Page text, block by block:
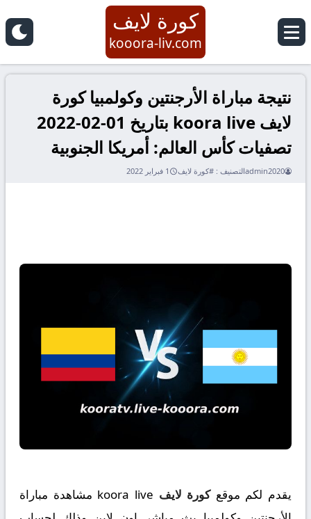
كورة لايف
kooora-liv.com
نتيجة مباراة الأرجنتين وكولمبيا كورة
لايف koora live بتاريخ 01-02-2022
تصفيات كأس العالم: أمريكا الجنوبية
admin2020التصنيف : #كورة لايف 1 فبراير 2022
يقدم لكم موقعكورة لايف
koora live مشاهدة مباراة